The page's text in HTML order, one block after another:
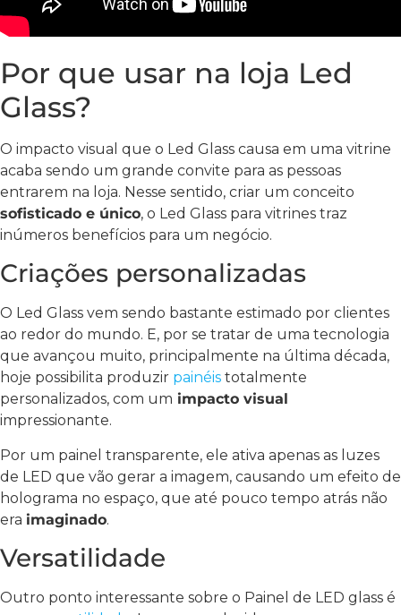
Por que usar na loja Led
Glass?
O impacto visual que o Led Glass causa em uma vitrine
acaba sendo um grande convite para as pessoas
entrarem na loja. Nesse sentido, criar um conceito
sofisticado e único, o Led Glass para vitrines traz
inúmeros benefícios para um negócio.
Criações personalizadas
O Led Glass vem sendo bastante estimado por clientes
ao redor do mundo. E, por se tratar de uma tecnologia
que avançou muito, principalmente na última década,
hoje possibilita produzir painéis totalmente
personalizados, com um impacto visual
impressionante.
Por um painel transparente, ele ativa apenas as luzes
de LED que vão gerar a imagem, causando um efeito de
holograma no espaço, que até pouco tempo atrás não
era imaginado.
Versatilidade
Outro ponto interessante sobre o Painel de LED glass é